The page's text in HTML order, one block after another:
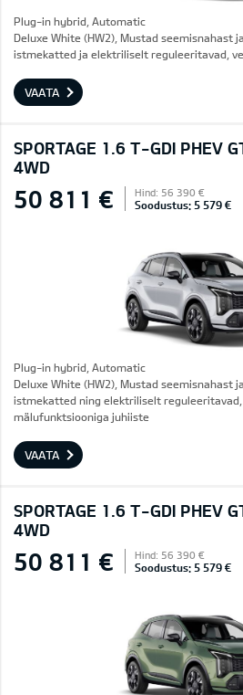
Plug-in hybrid, Automatic
Deluxe White (HW2), Mustad seemisnahast
istmekatted ja elektriliselt reguleeritavad,
VAATA
SPORTAGE 1.6 T-GDI PHEV
4WD
50 811 € Hind: 56 390 €
Soodustus: 5 579 €
Plug-in hybrid, Automatic
Deluxe White (HW2), Mustad seemisnahast
istmekatted ning elektriliselt
mälufunktsiooniga juhiiste
VAATA
SPORTAGE 1.6 T-GDI PHEV
4WD
50 811 € Hind: 56 390 €
Soodustus: 5 579 €